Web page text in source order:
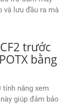
và lưu đầu ra mà
trước
bằng
năng xem
giúp đảm bảo